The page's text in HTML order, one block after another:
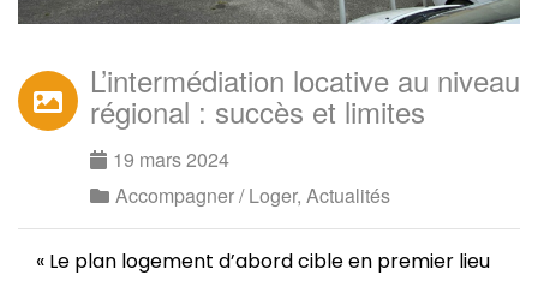
L’intermédiation locative au niveau
régional : succès et limites
19 mars 2024
Accompagner / Loger, Actualités
« Le plan logement d’abord cible en premier lieu